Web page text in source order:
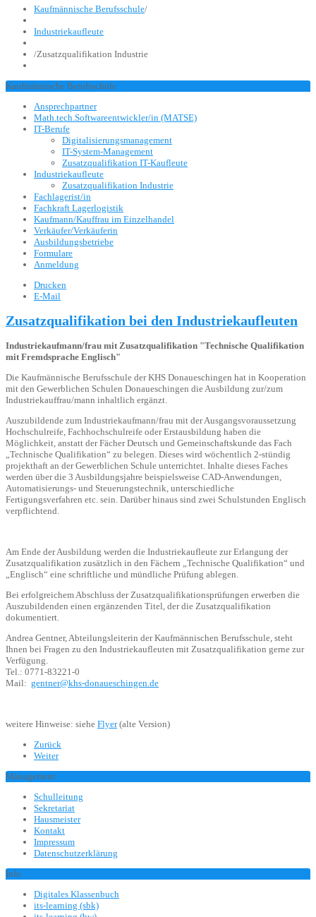
Kaufmännische Berufsschule/
Industriekaufleute
/Zusatzqualifikation Industrie
Kaufmännische Berufsschule
Ansprechpartner
Math.tech.Softwareentwickler/in (MATSE)
IT-Berufe
Digitalisierungsmanagement
IT-System-Management
Zusatzqualifikation IT-Kaufleute
Industriekaufleute
Zusatzqualifikation Industrie
Fachlagerist/in
Fachkraft Lagerlogistik
Kaufmann/Kauffrau im Einzelhandel
Verkäufer/Verkäuferin
Ausbildungsbetriebe
Formulare
Anmeldung
Drucken
E-Mail
Zusatzqualifikation bei den Industriekaufleuten
Industriekaufmann/frau mit Zusatzqualifikation "Technische Qualifikation
mit Fremdsprache Englisch"
Die Kaufmännische Berufsschule der KHS Donaueschingen hat in Kooperation
mit den Gewerblichen Schulen Donaueschingen die Ausbildung zur/zum
Industriekauffrau/mann inhaltlich ergänzt.
Auszubildende zum Industriekaufmann/frau mit der Ausgangsvoraussetzung
Hochschulreife, Fachhochschulreife oder Erstausbildung haben die
Möglichkeit, anstatt der Fächer Deutsch und Gemeinschaftskunde das Fach
„Technische Qualifikation“ zu belegen. Dieses wird wöchentlich 2-stündig
projekthaft an der Gewerblichen Schule unterrichtet. Inhalte dieses Faches
werden über die 3 Ausbildungsjahre beispielsweise CAD-Anwendungen,
Automatisierungs- und Steuerungstechnik, unterschiedliche
Fertigungsverfahren etc. sein. Darüber hinaus sind zwei Schulstunden Englisch
verpflichtend.
Am Ende der Ausbildung werden die Industriekaufleute zur Erlangung der
Zusatzqualifikation zusätzlich in den Fächern „Technische Qualifikation“ und
„Englisch“ eine schriftliche und mündliche Prüfung ablegen.
Bei erfolgreichem Abschluss der Zusatzqualifikationsprüfungen erwerben die
Auszubildenden einen ergänzenden Titel, der die Zusatzqualifikation
dokumentiert.
Andrea Gentner, Abteilungsleiterin der Kaufmännischen Berufsschule, steht
Ihnen bei Fragen zu den Industriekaufleuten mit Zusatzqualifikation gerne zur
Verfügung.
Tel.: 0771-83221-0
Mail: gentner@khs-donaueschingen.de
weitere Hinweise: siehe Flyer(alte Version)
Zurück
Weiter
Management
Schulleitung
Sekretariat
Hausmeister
Kontakt
Impressum
Datenschutzerklärung
Info
Digitales Klassenbuch
its-learning (sbk)